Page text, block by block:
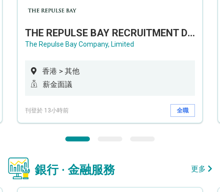
THE REPULSE BAY RECRUITMENT DAY 淺水灣影灣園人才招聘會
The Repulse Bay Company, Limited
香港 > 其他
薪金面議
刊登於 13小時前 全職
銀行 · 金融服務 更多